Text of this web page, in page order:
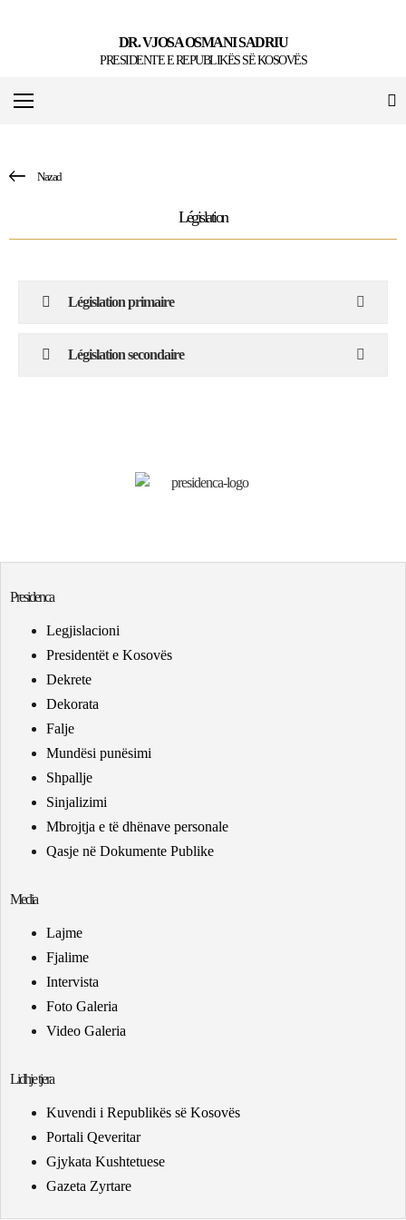
DR. VJOSA OSMANI SADRIU
PRESIDENTE E REPUBLIKËS SË KOSOVËS
Nazad
Législation
Législation primaire
Législation secondaire
Presidenca
Legjislacioni
Presidentët e Kosovës
Dekrete
Dekorata
Falje
Mundësi punësimi
Shpallje
Sinjalizimi
Mbrojtja e të dhënave personale
Qasje në Dokumente Publike
Media
Lajme
Fjalime
Intervista
Foto Galeria
Video Galeria
Lidhje tjera
Kuvendi i Republikës së Kosovës
Portali Qeveritar
Gjykata Kushtetuese
Gazeta Zyrtare